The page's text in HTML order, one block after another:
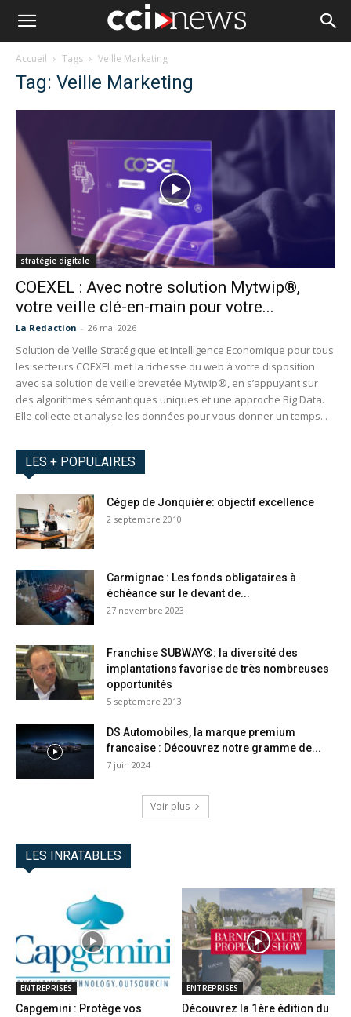
Accueil Tags Veille Marketing
Tag: Veille Marketing
stratégie digitale
COEXEL : Avec notre solution Mytwip®,
votre veille clé-en-main pour votre...
La Redaction - 26 mai 2026
Solution de Veille Stratégique et Intelligence Economique pour tous
les secteurs COEXEL met la richesse du web à votre disposition
avec sa solution de veille brevetée Mytwip®, en s’appuyant sur
des algorithmes sémantiques uniques et une approche Big Data.
Elle collecte et analyse les données pour vous donner un temps...
LES + POPULAIRES
Cégep de Jonquière: objectif excellence
2 septembre 2010
Carmignac : Les fonds obligataires à
échéance sur le devant de...
27 novembre 2023
Franchise SUBWAY®: la diversité des
implantations favorise de très nombreuses
opportunités
5 septembre 2013
DS Automobiles, la marque premium
francaise : Découvrez notre gramme de...
7 juin 2024
Voir plus
LES INRATABLES
ENTREPRISES
Capgemini : Protège vos
ENTREPRISES
Découvrez la 1ère édition du